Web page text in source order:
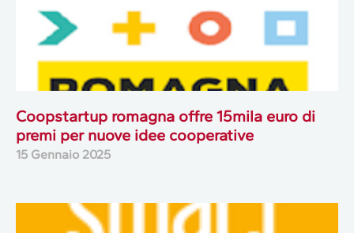
Coopstartup romagna offre 15mila euro di
premi per nuove idee cooperative
15 Gennaio 2025